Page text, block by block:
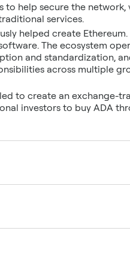
help secure the
services.
helped create
The ecosystem
and standardization,
across multiple
to create an exchange-
investors to buy ADA